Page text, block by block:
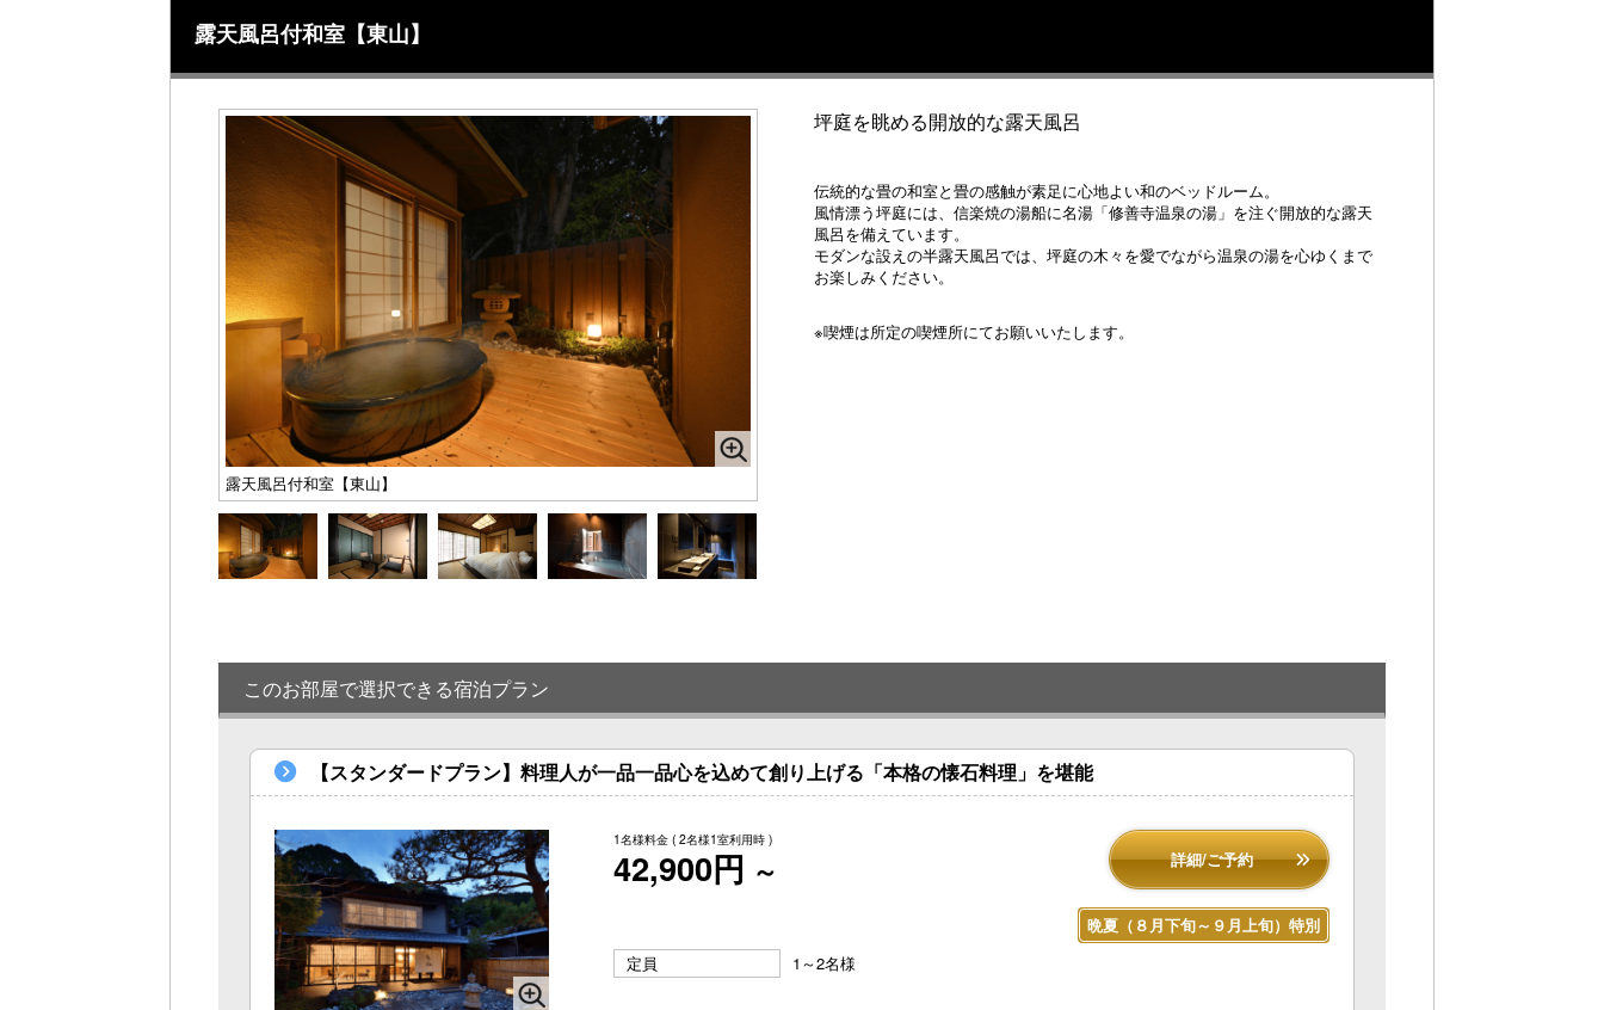
露天風呂付和室【東山】
露天風呂付和室【東山】
坪庭を眺める開放的な露天風呂
伝統的な畳の和室と畳の感触が素足に心地よい和のベッドルーム。
風情漂う坪庭には、信楽焼の湯船に名湯「修善寺温泉の湯」を注ぐ開放的な露天
風呂を備えています。
モダンな設えの半露天風呂では、坪庭の木々を愛でながら温泉の湯を心ゆくまで
お楽しみください。
※喫煙は所定の喫煙所にてお願いいたします。
このお部屋で選択できる宿泊プラン
【スタンダードプラン】料理人が一品一品心を込めて創り上げる「本格の懐石料理」を堪能
1名様料金 ( 2名様1室利用時 )
42,900円 ～ 詳細/ご予約
晩夏（８月下旬～９月上旬）特別
定員
1～2名様